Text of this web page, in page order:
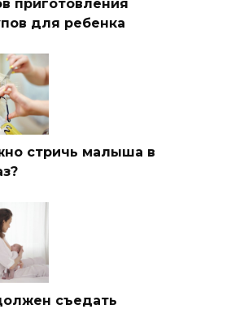
приготовления
для ребенка
стричь малыша в
съедать